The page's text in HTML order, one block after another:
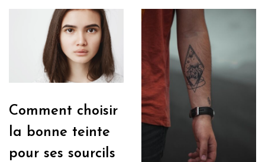
Comment choisir
la bonne teinte
pour ses sourcils